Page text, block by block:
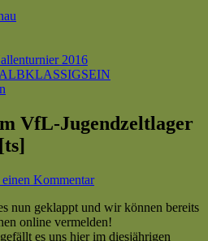
2016
VfL-Jugendzeltlager
Kommentarzu
Meldung
vom
VfL-
nun geklappt und wir können bereits
online vermelden!
es uns hier im diesjährigen